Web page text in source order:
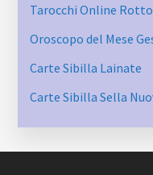
Tarocchi Online
Oroscopo del Mese
Carte Sibilla Lainate
Carte Sibilla Sella